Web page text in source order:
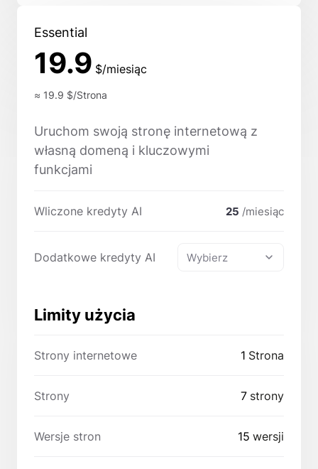
Essential
19.9 $/miesiąc
≈ 19.9 $/Strona
Uruchom swoją stronę internetową z
własną domeną i kluczowymi
funkcjami
Wliczone kredyty AI 25 /miesiąc
Dodatkowe kredyty AI Wybierz
Limity użycia
Strony internetowe 1 Strona
Strony 7 strony
Wersje stron 15 wersji